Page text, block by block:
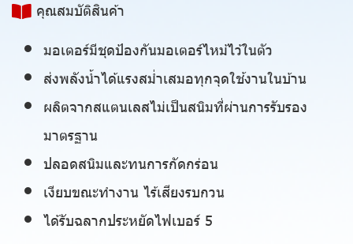
คุณสมบัติสินค้า
มอเตอร์มีชุดป้องกันมอเตอร์ไหม้ไว้ในตัว
ส่งพลังน้ำได้แรงสม่ำเสมอทุกจุดใช้งานในบ้าน
ผลิตจากสแตนเลสไม่เป็นสนิมที่ผ่านการรับรอง
มาตรฐาน
ปลอดสนิมและทนการกัดกร่อน
เงียบขณะทำงาน ไร้เสียงรบกวน
ได้รับฉลากประหยัดไฟเบอร์ 5